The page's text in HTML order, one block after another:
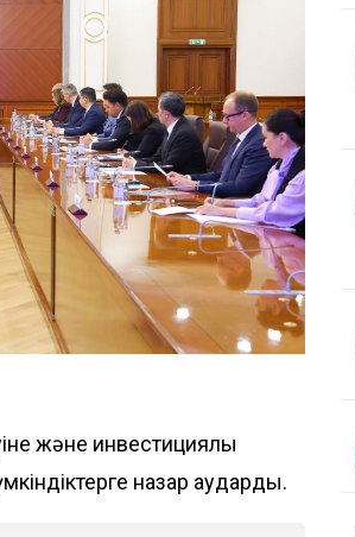
және инвестициялық
назар аударды.